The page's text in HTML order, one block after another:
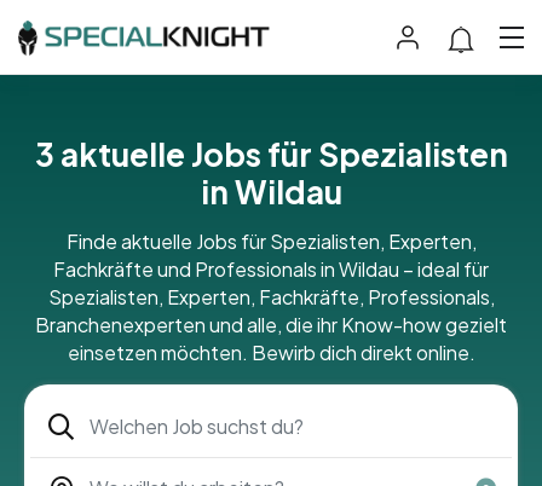
3 aktuelle Jobs für Spezialisten
in Wildau
Finde aktuelle Jobs für Spezialisten, Experten,
Fachkräfte und Professionals in Wildau – ideal für
Spezialisten, Experten, Fachkräfte, Professionals,
Branchenexperten und alle, die ihr Know-how gezielt
einsetzen möchten. Bewirb dich direkt online.